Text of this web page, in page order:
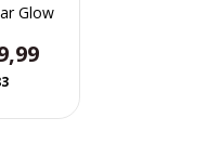
Glow